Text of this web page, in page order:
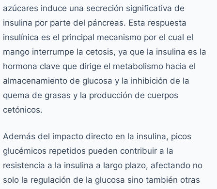
azúcares induce una secreción significativa de
insulina por parte del páncreas. Esta respuesta
insulínica es el principal mecanismo por el cual el
mango interrumpe la cetosis, ya que la insulina es la
hormona clave que dirige el metabolismo hacia el
almacenamiento de glucosa y la inhibición de la
quema de grasas y la producción de cuerpos
cetónicos.
Además del impacto directo en la insulina, picos
glucémicos repetidos pueden contribuir a la
resistencia a la insulina a largo plazo, afectando no
solo la regulación de la glucosa sino también otras